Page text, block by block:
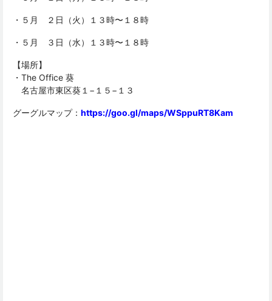
・５月 ２日（火）１３時〜１８時
・５月 ３日（水）１３時〜１８時
【場所】
・The Office 葵
名古屋市東区葵１−１５−１３
グーグルマップ： https://goo.gl/maps/WSppuRT8Kam